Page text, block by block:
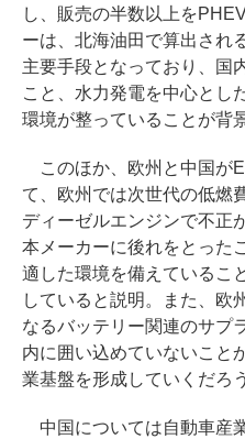
し、販売の半数以上を
ーは、北海油田で算出され
主要手段となっており、国
こと、水力発電を中心とし
環境が整っていることが背
このほか、欧州と中国が
て、欧州では次世代の低燃
ディーゼルエンジンで不正
本メーカーに後れをとった
適した環境を備えているこ
していると説明。また、欧
なるバッテリー関連のサプ
内に囲い込めていないこと
業基盤を形成していくだろ
中国については自動車産